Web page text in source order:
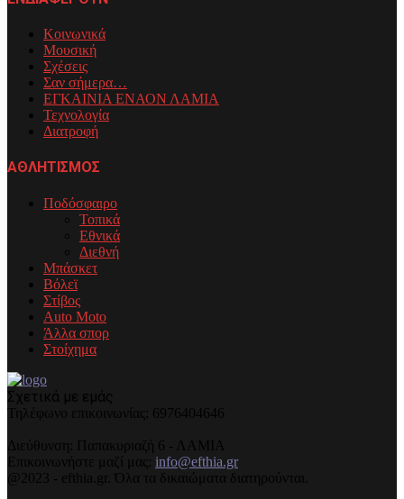
Κοινωνικά
Μουσική
Σχέσεις
Σαν σήμερα…
ΕΓΚΑΙΝΙΑ ΕΝΑΟΝ ΛΑΜΙΑ
Τεχνολογία
Διατροφή
ΑΘΛΗΤΙΣΜΟΣ
Ποδόσφαιρο
Τοπικά
Εθνικά
Διεθνή
Μπάσκετ
Βόλεϊ
Στίβος
Auto Moto
Άλλα σπορ
Στοίχημα
Σχετικά με εμάς
Τηλέφωνo επικοινωνίας: 6976404646
Διεύθυνση: Παπακυριαζή 6 - ΛΑΜΙΑ
Επικοινωνήστε μαζί μας: info@efthia.gr
@2023 - efthia.gr. Όλα τα δικαιώματα διατηρούνται.